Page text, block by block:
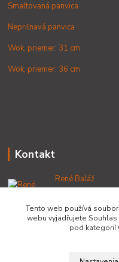
Smaltovaná panvica
Nepriľnavá panvica
Wok, priemer: 31 cm
Wok, priemer: 36 cm
Kontakt
René Baláž
+421 902
od 8:00 - do 16:00
info@lacnekotliky.sk
Tento web používá
webu vyjadřujete Souhlas
pod kategorií